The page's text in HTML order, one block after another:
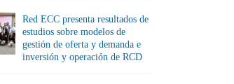
Red ECC presenta resultados de
estudios sobre modelos de
gestión de oferta y demanda e
inversión y operación de RCD